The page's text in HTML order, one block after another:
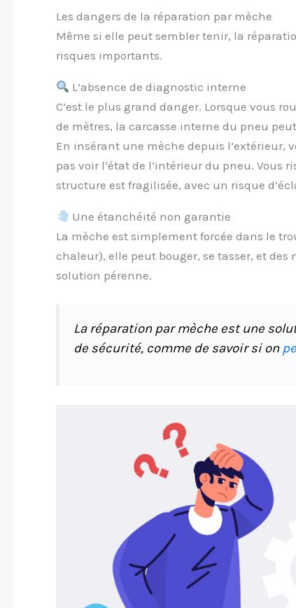
Les dangers de la réparation par mèche
Même si elle peut sembler tenir, la
risques importants.
L’absence de diagnostic interne
C’est le plus grand danger. Lorsque vous
de mètres, la carcasse interne du pneu
En insérant une mèche depuis l’extérieur,
pas voir l’état de l’intérieur du pneu. Vous
structure est fragilisée, avec un risque
Une étanchéité non garantie
La mèche est simplement forcée dans le
chaleur), elle peut bouger, se tasser, et
solution pérenne.
La réparation par mèche est une
de sécurité, comme de savoir si on